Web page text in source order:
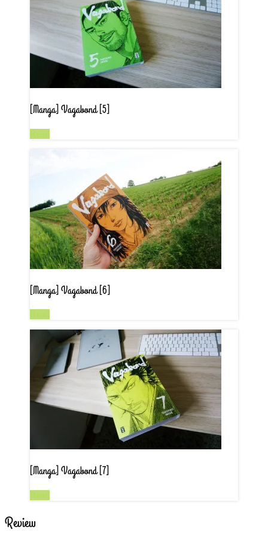
[Manga] Vagabond [5]
[Manga] Vagabond [6]
[Manga] Vagabond [7]
Review